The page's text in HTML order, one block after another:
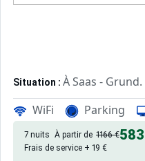
Situation : À Saas -
Appartement de particulier :
WiFi Parking
7 nuits À partir de 1166 €
Frais de service + 19 €